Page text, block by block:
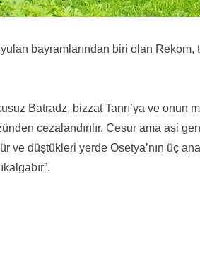
bayramlarından biri olan
Batradz, bizzat Tanrı’ya ve onun
cezalandırılır. Cesur ama asi
ve düştükleri yerde Osetya’nın üç